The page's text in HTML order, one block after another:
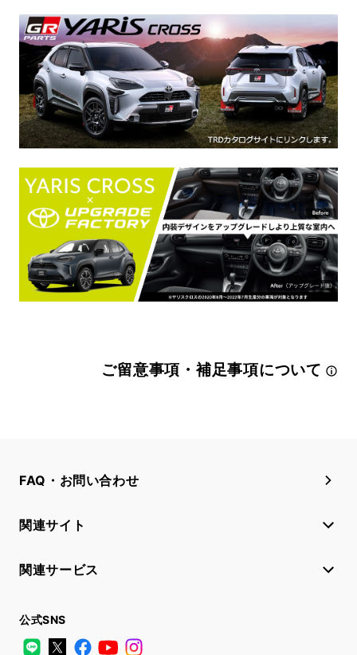
ご留意事項・補足事項について
FAQ・お問い合わせ
関連サイト
関連サービス
公式SNS
LINE
X FacebookYouTube